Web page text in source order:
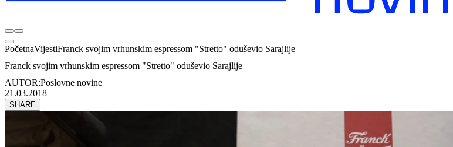
PočetnaVijestiFranck svojim vrhunskim espressom "Stretto" oduševio Sarajlije
Franck svojim vrhunskim espressom "Stretto" oduševio Sarajlije
AUTOR:Poslovne novine
21.03.2018
SHARE